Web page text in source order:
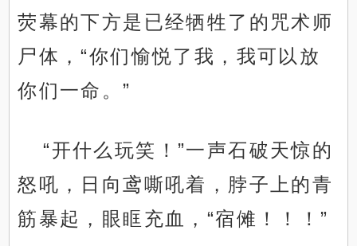
荧幕的下方是已经牺牲了的咒术师
尸体，“你们愉悦了我，我可以放
你们一命。”
“开什么玩笑！”一声石破天惊的
怒吼，日向鸢嘶吼着，脖子上的青
筋暴起，眼眶充血，“宿傩！！！”